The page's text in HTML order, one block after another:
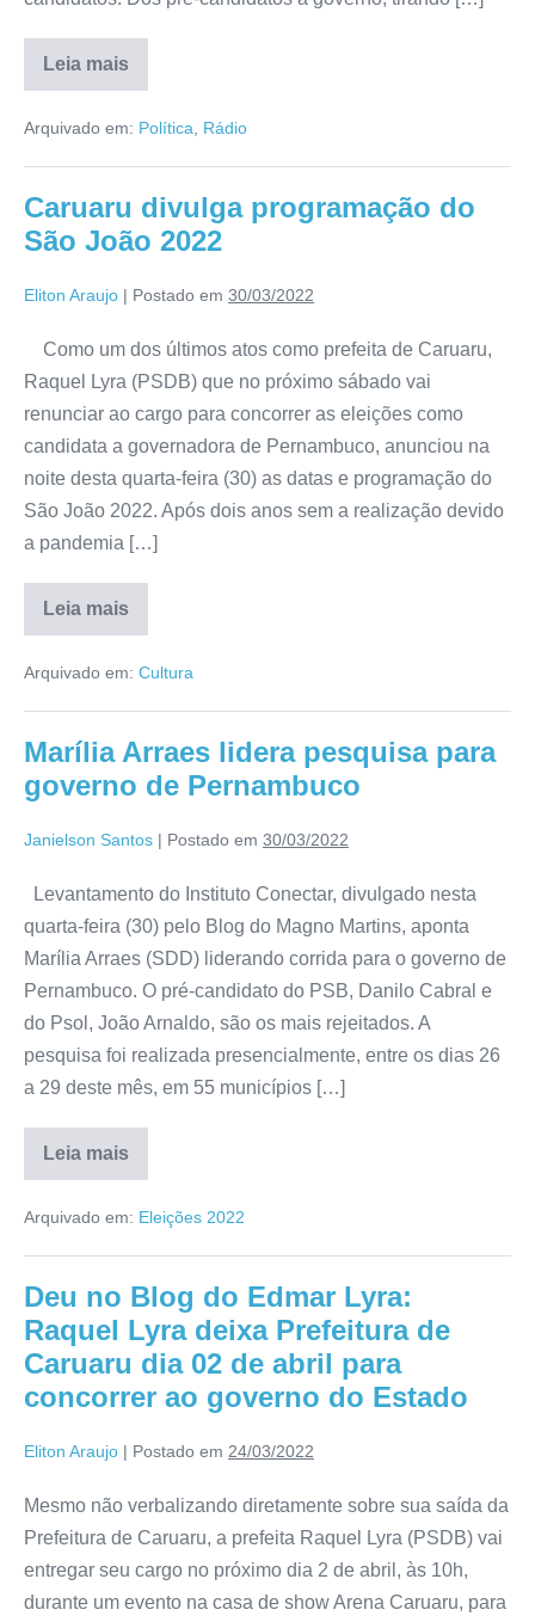
Leia mais
Arquivado em: Política Rádio
Caruaru divulga programação do
São João 2022
Eliton Araujo | Postado em 30/03/2022
Como um dos últimos atos como prefeita de Caruaru,
Raquel Lyra (PSDB) que no próximo sábado vai
renunciar ao cargo para concorrer as eleições como
candidata a governadora de Pernambuco, anunciou na
noite desta quarta-feira (30) as datas e programação do
São João 2022. Após dois anos sem a realização devido
a pandemia […]
Leia mais
Arquivado em: Cultura
Marília Arraes lidera pesquisa para
governo de Pernambuco
Janielson Santos | Postado em 30/03/2022
Levantamento do Instituto Conectar, divulgado nesta
quarta-feira (30) pelo Blog do Magno Martins, aponta
Marília Arraes (SDD) liderando corrida para o governo de
Pernambuco. O pré-candidato do PSB, Danilo Cabral e
do Psol, João Arnaldo, são os mais rejeitados. A
pesquisa foi realizada presencialmente, entre os dias 26
a 29 deste mês, em 55 municípios […]
Leia mais
Arquivado em: Eleições 2022
Deu no Blog do Edmar Lyra:
Raquel Lyra deixa Prefeitura de
Caruaru dia 02 de abril para
concorrer ao governo do Estado
Eliton Araujo | Postado em 24/03/2022
Mesmo não verbalizando diretamente sobre sua saída da
Prefeitura de Caruaru, a prefeita Raquel Lyra (PSDB) vai
entregar seu cargo no próximo dia 2 de abril, às 10h,
durante um evento na casa de show Arena Caruaru, para